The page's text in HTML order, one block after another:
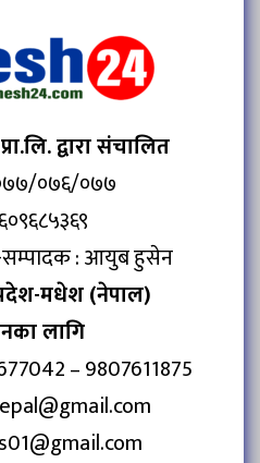
द्वारा संचालित
०७६/०७७
: आयुब हुसेन
मधेश (नेपाल)
लागि
– 9807611875